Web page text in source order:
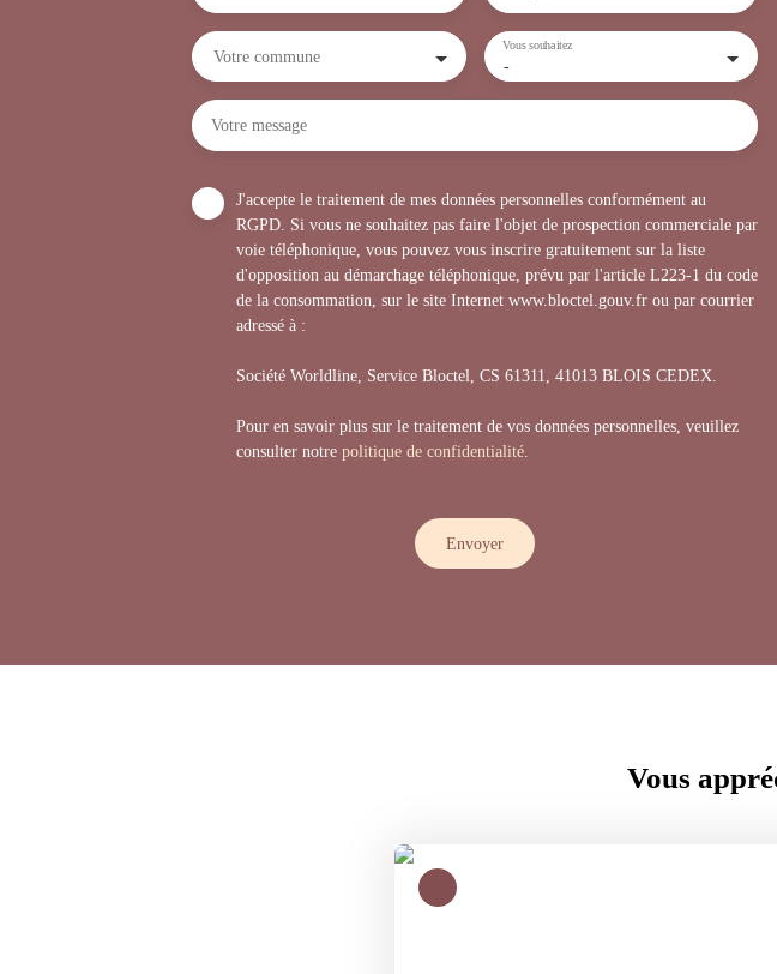
Votre commune -
Vous souhaitez
Votre message
J'accepte le traitement de mes données personnelles conformément au
RGPD. Si vous ne souhaitez pas faire l'objet de prospection commerciale par
voie téléphonique, vous pouvez vous inscrire gratuitement sur la liste
d'opposition au démarchage téléphonique, prévu par l'article L223-1 du code
de la consommation, sur le site Internet www.bloctel.gouv.fr ou par courrier
adressé à :
Société Worldline, Service Bloctel, CS 61311, 41013 BLOIS CEDEX.
Pour en savoir plus sur le traitement de vos données personnelles, veuillez
consulter notre politique de confidentialité
Envoyer
Vous